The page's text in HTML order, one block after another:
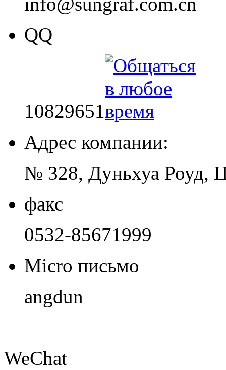
QQ
10829651
Адрес компании:
№ 328, Дуньхуа Роуд,
факс
0532-85671999
Micro письмо
angdun
WeChat